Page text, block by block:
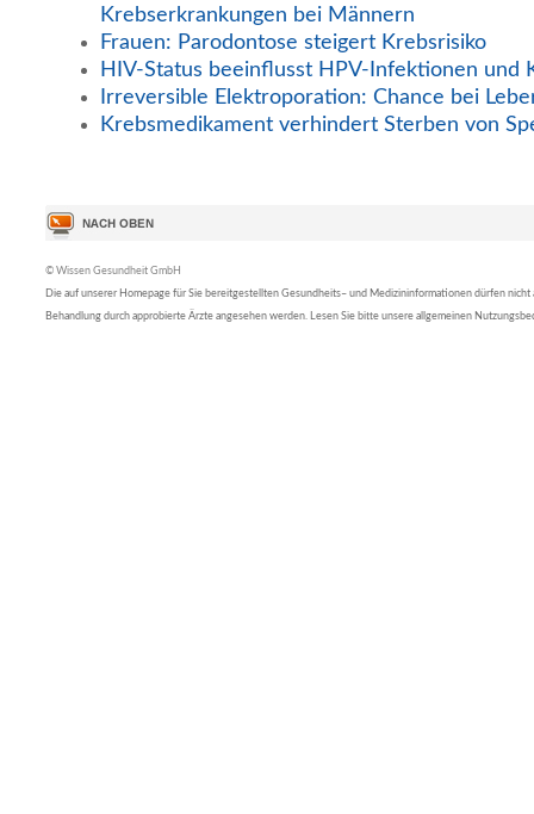
Krebserkrankungen bei Männern
Frauen: Parodontose steigert Krebsrisiko
HIV-Status beeinflusst HPV-Infektionen und
Irreversible Elektroporation: Chance bei
Krebsmedikament verhindert Sterben von
© Wissen Gesundheit GmbH
Die auf unserer Homepage für Sie bereitgestellten Gesundheits– und Medizininformationen dürfen nicht
Behandlung durch approbierte Ärzte angesehen werden. Lesen Sie bitte unsere allgemeinen